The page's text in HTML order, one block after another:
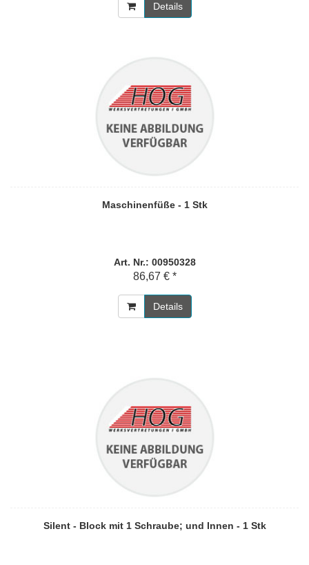
Details
Maschinenfüße - 1 Stk
Art. Nr.: 00950328
86,67 € *
Details
Silent - Block mit 1 Schraube; und Innen - 1 Stk